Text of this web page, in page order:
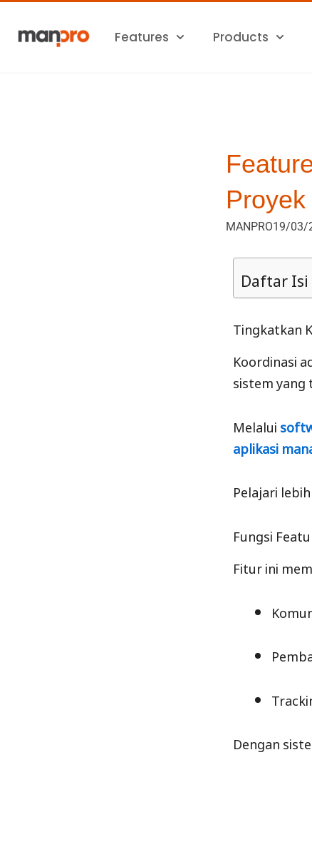
content
Features Products
Proyek
MANPRO19/03/
Daftar Isi
Tingkatkan
Koordinasi
sistem
Melalui
aplikasi
Pelajari
Fungsi
Fitur ini
Dengan